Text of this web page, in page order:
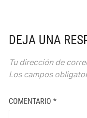
DEJA UNA
Tu dirección de
Los campos
COMENTARIO *